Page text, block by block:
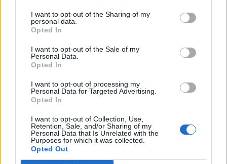
I want to opt-out of the Sharing of my
personal data.
Opted In
I want to opt-out of the Sale of my
Personal Data.
Opted In
I want to opt-out of processing my
Personal Data for Targeted Advertising.
Opted In
I want to opt-out of Collection, Use,
Retention, Sale, and/or Sharing of my
Personal Data that Is Unrelated with the
Purposes for which it was collected.
Opted Out
Θέσεις εργασίας
Όλες οι Θέσεις Εργασίας